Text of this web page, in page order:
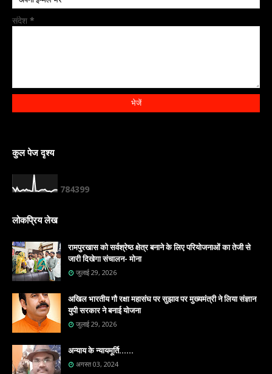
संदेश *
कुल पेज दृश्य
784399
लोकप्रिय लेख
रामपुरखास को सर्वश्रेष्ठ क्षेत्र बनाने के लिए परियोजनाओं का तेजी से
जारी दिखेगा संचालन- मोना
जुलाई 29, 2026
अखिल भारतीय गौ रक्षा महासंघ पर सुझाव पर मुख्यमंत्री ने लिया संज्ञान
युपी सरकार ने बनाई योजना
जुलाई 29, 2026
अन्याय के न्यायमूर्ति......
अगस्त 03, 2024